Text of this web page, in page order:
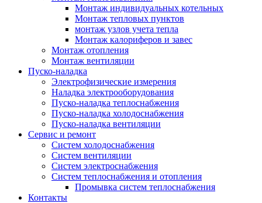
Монтаж индивидуальных котельных
Монтаж тепловых пунктов
монтаж узлов учета тепла
Монтаж калориферов и завес
Монтаж отопления
Монтаж вентиляции
Пуско-наладка
Электрофизические измерения
Наладка электрооборудования
Пуско-наладка теплоснабжения
Пуско-наладка холодоснабжения
Пуско-наладка вентиляции
Сервис и ремонт
Систем холодоснабжения
Систем вентиляции
Систем электроснабжения
Систем теплоснабжения и отопления
Промывка систем теплоснабжения
Контакты